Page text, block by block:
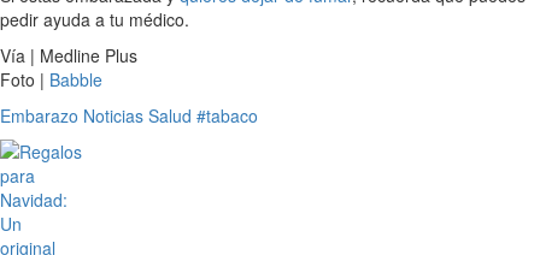
pedir ayuda a tu médico.
Vía | Medline Plus
Foto | Babble
Embarazo Noticias Salud #tabaco